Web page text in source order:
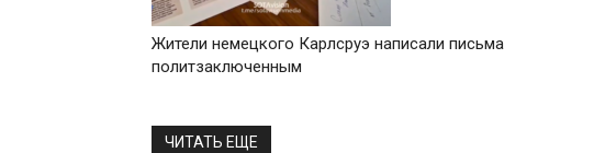
Жители немецкого Карлсруэ написали письма
политзаключенным
ЧИТАТЬ ЕЩЕ